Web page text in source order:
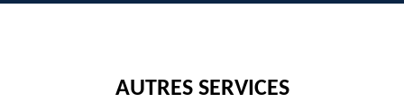
AUTRES SERVICES